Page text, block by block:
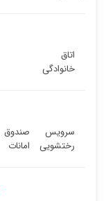
اتاق
خانوادگی
سرویس
رختشویی
صندوق
امانات